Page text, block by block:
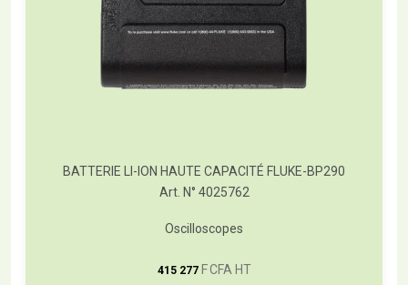
BATTERIE LI-ION HAUTE CAPACITÉ FLUKE-BP290
Art. N° 4025762
Oscilloscopes
415 277 F CFA HT